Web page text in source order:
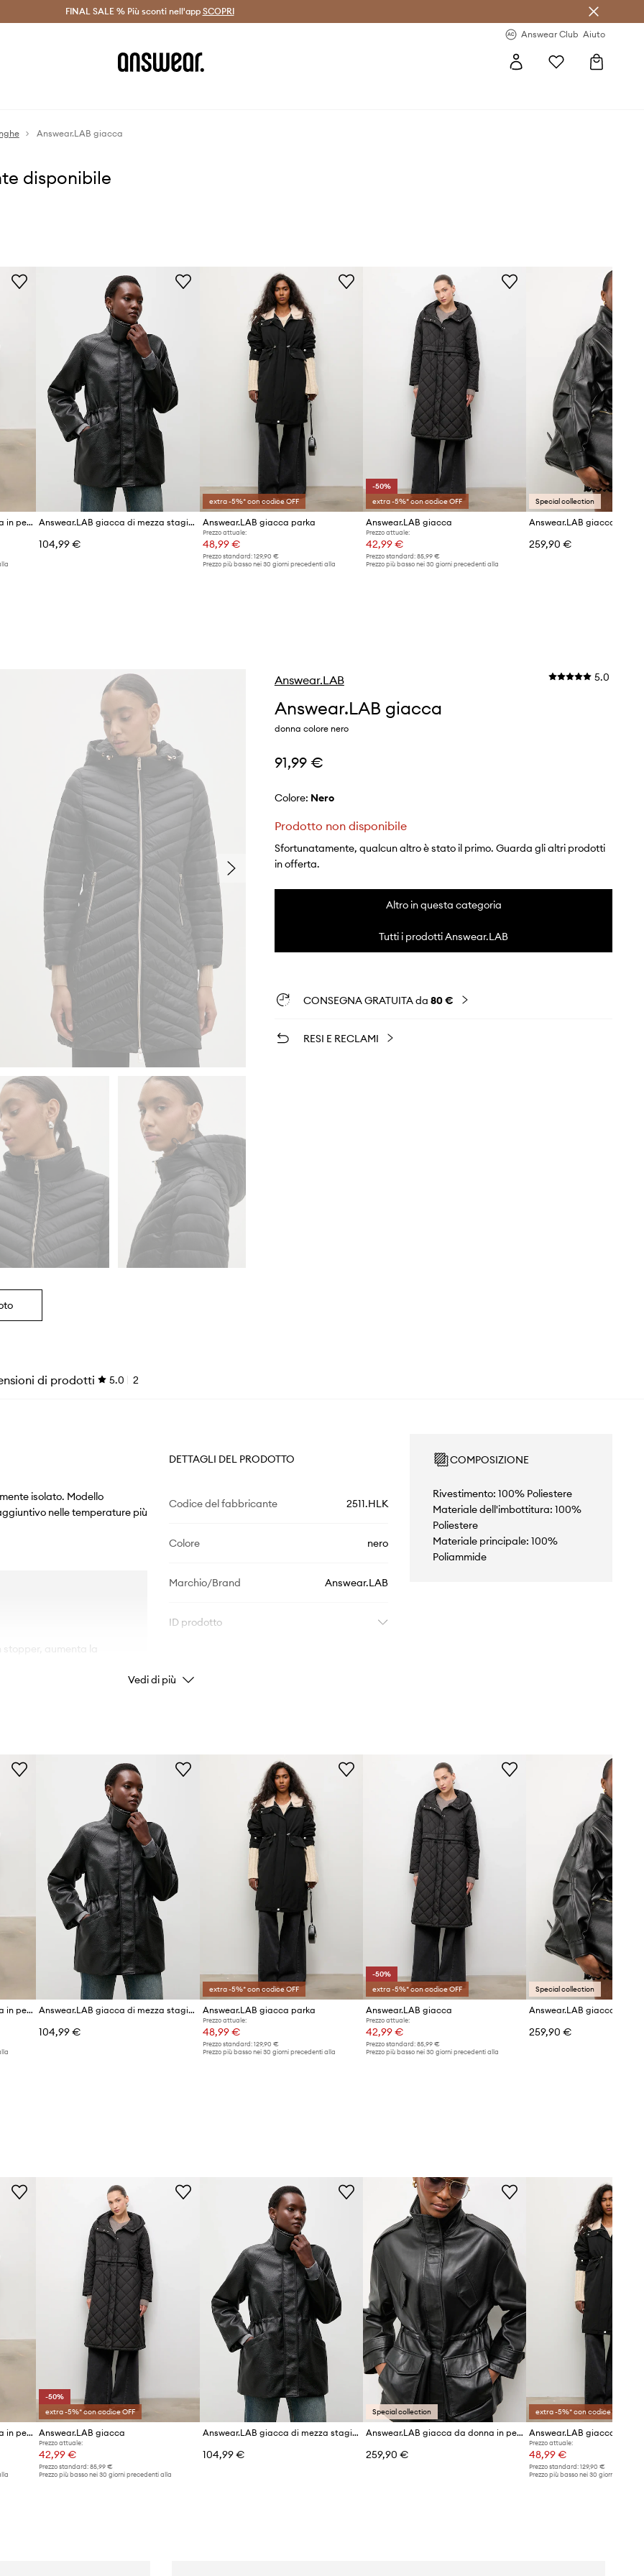
Answear Club > Spedizione entro 24 ore >
FINAL SALE % Più sconti nell'app SCOPRI
Answear Club Aiuto
Answear.LAB giacca
disponibile
Answear.LAB giacca da donna in pelle LANI dalla collezione Unscripted Answear.LAB giacca di mezza stagione da donna
104,99 €
extra -5%* con codice OFF
Answear.LAB giacca parka
Prezzo attuale:
48,99 €
Prezzo standard: 129,90 €
Prezzo più basso nei 30 giorni precedenti alla
-50%
extra -5%* con codice OFF
Answear.LAB giacca
Prezzo attuale:
42,99 €
Prezzo standard:85,99 €
Prezzo più basso nei 30 giorni precedenti alla
Special collection
259,90 €
Answear.LAB 5.0
Answear.LAB giacca
donna colore nero
91,99 €
Colore: nero
Prodotto non disponibile
Sfortunatamente, qualcun altro è stato il primo. Guarda gli altri prodotti
in offerta.
Altro in questa categoria
Tutti i prodotti Answear.LAB
CONSEGNA GRATUITA da 80 €
RESI E RECLAMI
di prodotti 5.0 2
isolato. Modello
nelle temperature più
aumenta la
DETTAGLI DEL PRODOTTO
Codice del fabbricante 2511.HLK
Colore nero
Marchio/Brand Answear.LAB
ID prodotto
COMPOSIZIONE
Rivestimento: 100% Poliestere
Materiale dell'imbottitura: 100%
Poliestere
Materiale principale: 100%
Poliammide
Vedi di più
Answear.LAB giacca da donna in pelle LANI dalla collezione Unscripted Answear.LAB giacca di mezza stagione da donna
104,99 €
extra -5%* con codice OFF
Answear.LAB giacca parka
Prezzo attuale:
48,99 €
Prezzo standard: 129,90 €
Prezzo più basso nei 30 giorni precedenti alla
-50%
extra -5%* con codice OFF
Answear.LAB giacca
Prezzo attuale:
42,99 €
Prezzo standard:85,99 €
Prezzo più basso nei 30 giorni precedenti alla
Special collection
259,90 €
Answear.LAB giacca da donna in pelle LANI dalla collezione Unscripted
-50%
extra -5%* con codice OFF
Answear.LAB giacca
Prezzo attuale:
42,99 €
Prezzo standard: 85,99 €
Prezzo più basso nei 30 giorni precedenti alla
Answear.LAB giacca di mezza stagione da donna
104,99 €
Special collection
Answear.LAB giacca da donna in pelle ZEYA dalla collezione Unscripted
259,90 €
extra -5%* con codice OFF
Answear.LAB giacca parka
Prezzo attuale:
48,99 €
Prezzo standard: 129,90 €
Prezzo più basso nei 30 giorni